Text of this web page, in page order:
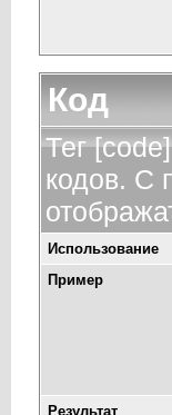
Код
Тег
кодов. С
Использование
Пример
Результат